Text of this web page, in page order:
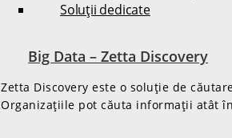
Soluții dedicate
Big Data – Zetta Discovery
Zetta Discovery este o soluție de
Organizațiile pot căuta informații atât